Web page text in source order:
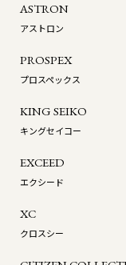
ASTRON
アストロン
PROSPEX
プロスペックス
KING SEIKO
キングセイコー
EXCEED
エクシード
XC
クロスシー